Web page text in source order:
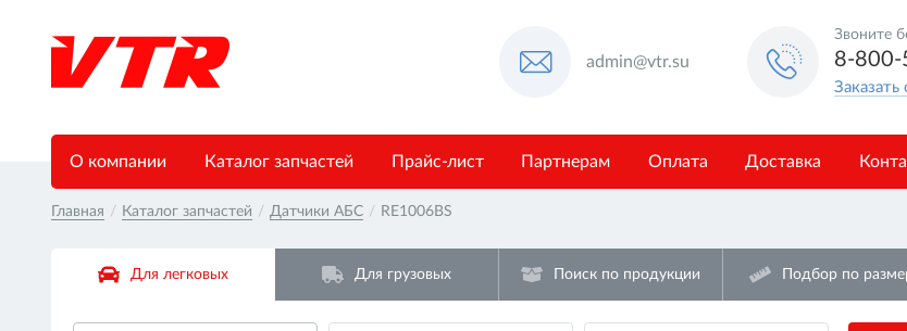
admin@vtr.su
Звоните
8-800-
О компании Каталог запчастей Прайс-лист Партнерам Оплата Доставка
Главная / Каталог запчастей / Датчики АБС / RE1006BS
Для легковых Для грузовых Поиск по продукции Подбор по